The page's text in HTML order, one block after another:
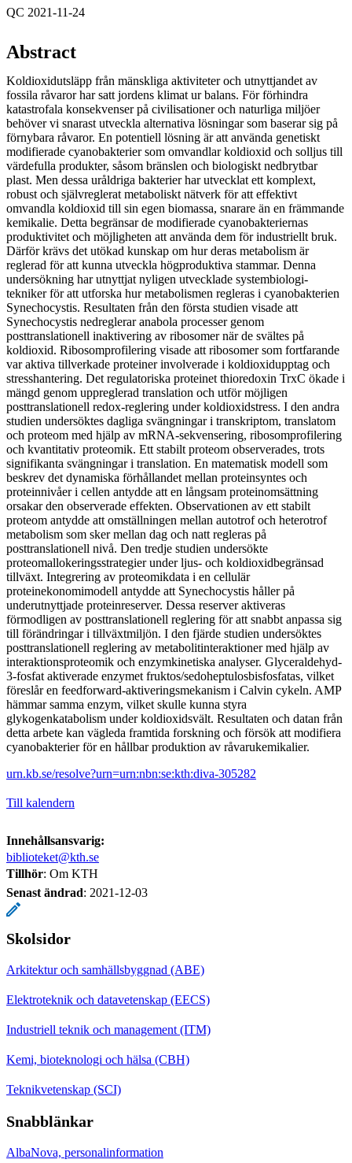
QC 2021-11-24
Abstract
Koldioxidutsläpp från mänskliga aktiviteter och utnyttjandet av
fossila råvaror har satt jordens klimat ur balans. För förhindra
katastrofala konsekvenser på civilisationer och naturliga miljöer
behöver vi snarast utveckla alternativa lösningar som baserar sig på
förnybara råvaror. En potentiell lösning är att använda genetiskt
modifierade cyanobakterier som omvandlar koldioxid och solljus till
värdefulla produkter, såsom bränslen och biologiskt nedbrytbar
plast. Men dessa uråldriga bakterier har utvecklat ett komplext,
robust och självreglerat metaboliskt nätverk för att effektivt
omvandla koldioxid till sin egen biomassa, snarare än en främmande
kemikalie. Detta begränsar de modifierade cyanobakteriernas
produktivitet och möjligheten att använda dem för industriellt bruk.
Därför krävs det utökad kunskap om hur deras metabolism är
reglerad för att kunna utveckla högproduktiva stammar. Denna
undersökning har utnyttjat nyligen utvecklade systembiologi-
tekniker för att utforska hur metabolismen regleras i cyanobakterien
Synechocystis. Resultaten från den första studien visade att
Synechocystis nedreglerar anabola processer genom
posttranslationell inaktivering av ribosomer när de svältes på
koldioxid. Ribosomprofilering visade att ribosomer som fortfarande
var aktiva tillverkade proteiner involverade i koldioxidupptag och
stresshantering. Det regulatoriska proteinet thioredoxin TrxC ökade i
mängd genom uppreglerad translation och utför möjligen
posttranslationell redox-reglering under koldioxidstress. I den andra
studien undersöktes dagliga svängningar i transkriptom, translatom
och proteom med hjälp av mRNA-sekvensering, ribosomprofilering
och kvantitativ proteomik. Ett stabilt proteom observerades, trots
signifikanta svängningar i translation. En matematisk modell som
beskrev det dynamiska förhållandet mellan proteinsyntes och
proteinnivåer i cellen antydde att en långsam proteinomsättning
orsakar den observerade effekten. Observationen av ett stabilt
proteom antydde att omställningen mellan autotrof och heterotrof
metabolism som sker mellan dag och natt regleras på
posttranslationell nivå. Den tredje studien undersökte
proteomallokeringsstrategier under ljus- och koldioxidbegränsad
tillväxt. Integrering av proteomikdata i en cellulär
proteinekonomimodell antydde att Synechocystis håller på
underutnyttjade proteinreserver. Dessa reserver aktiveras
förmodligen av posttranslationell reglering för att snabbt anpassa sig
till förändringar i tillväxtmiljön. I den fjärde studien undersöktes
posttranslationell reglering av metabolitinteraktioner med hjälp av
interaktionsproteomik och enzymkinetiska analyser. Glyceraldehyd-
3-fosfat aktiverade enzymet fruktos/sedoheptulosbisfosfatas, vilket
föreslår en feedforward-aktiveringsmekanism i Calvin cykeln. AMP
hämmar samma enzym, vilket skulle kunna styra
glykogenkatabolism under koldioxidsvält. Resultaten och datan från
detta arbete kan vägleda framtida forskning och försök att modifiera
cyanobakterier för en hållbar produktion av råvarukemikalier.
urn.kb.se/resolve?urn=urn:nbn:se:kth:diva-305282
Till kalendern
Innehållsansvarig:
biblioteket@kth.se
Tillhör: Om KTH
Senast ändrad: 2021-12-03
Skolsidor
Arkitektur och samhällsbyggnad (ABE)
Elektroteknik och datavetenskap (EECS)
Industriell teknik och management (ITM)
Kemi, bioteknologi och hälsa (CBH)
Teknikvetenskap (SCI)
Snabblänkar
AlbaNova, personalinformation